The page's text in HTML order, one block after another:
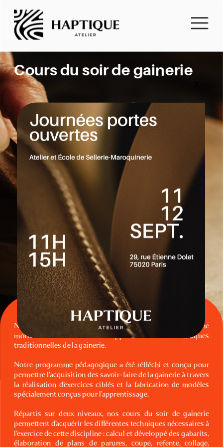
Cours du soir de gainerie
Nos cours du soir de gainerie sont ouverts à toute personne
motivée et désireuse d’apprendre les techniques
traditionnelles de la gainerie.
Notre programme pédagogique a été réfléchi et conçu pour
permettre l’acquisition des savoir-faire de la gainerie à travers
la réalisation d’exercices ciblés et la fabrication de modèles
spécialement conçus pour l’apprentissage.
Répartis sur deux niveaux, nos cours du soir de gainerie
permettent d’acquérir les différentes techniques nécessaires à
l’exercice de cette discipline : calcul et développé des gabarits,
élaboration de plans de parures, coupe, refente, collage,